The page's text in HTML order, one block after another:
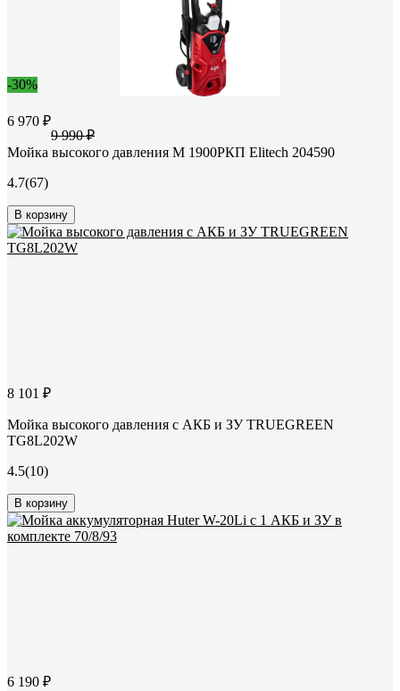
-30%
6 970 ₽
9 990 ₽
Мойка высокого давления М 1900РКП Elitech 204590
4.7(67)
В корзину
8 101 ₽
Мойка высокого давления с АКБ и ЗУ TRUEGREEN
TG8L202W
4.5(10)
В корзину
6 190 ₽